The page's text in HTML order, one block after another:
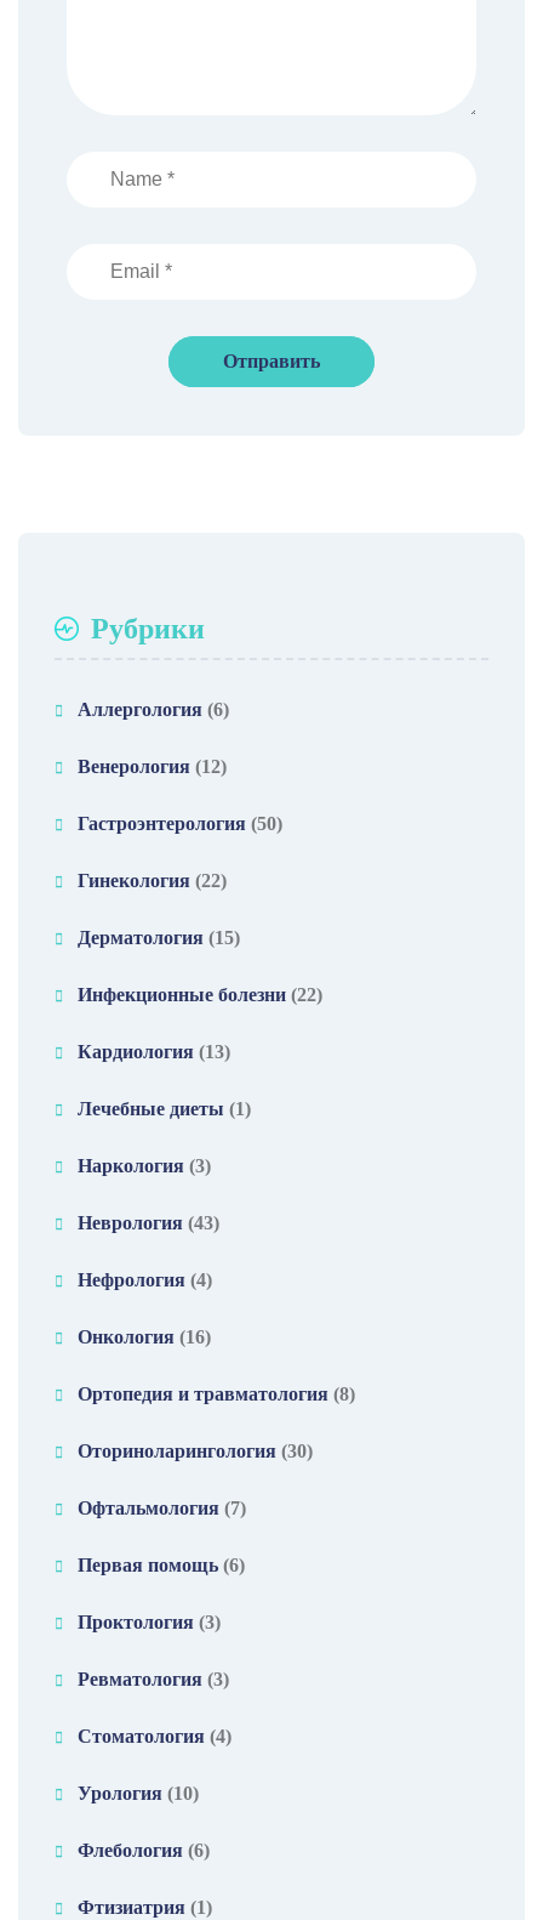
Рубрики
Аллергология (6)
Венерология (12)
Гастроэнтерология (50)
Гинекология (22)
Дерматология (15)
Инфекционные болезни (22)
Кардиология (13)
Лечебные диеты (1)
Наркология (3)
Неврология (43)
Нефрология (4)
Онкология (16)
Ортопедия и травматология (8)
Оториноларингология (30)
Офтальмология (7)
Первая помощь (6)
Проктология (3)
Ревматология (3)
Стоматология (4)
Урология (10)
Флебология (6)
Фтизиатрия (1)